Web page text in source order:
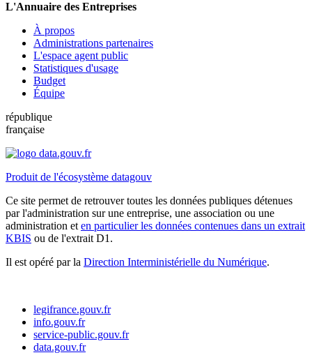
L'Annuaire des Entreprises
À propos
Administrations partenaires
L'espace agent public
Statistiques d'usage
Budget
Équipe
république
française
Produit de l'écosystème datagouv
Ce site permet de retrouver toutes les données publiques détenues
par l'administration sur une entreprise, une association ou une
administration et en particulier les données contenues dans un extrait
KBIS ou de l'extrait D1.
Il est opéré par la Direction Interministérielle du Numérique.
legifrance.gouv.fr
info.gouv.fr
service-public.gouv.fr
data.gouv.fr